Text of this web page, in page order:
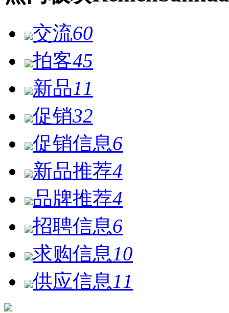
交流60
拍客45
新品11
促销32
促销信息6
新品推荐4
品牌推荐4
招聘信息6
求购信息 10
供应信息 11